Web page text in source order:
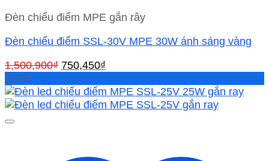
Đèn chiếu điểm MPE gắn rây
Đèn chiếu điểm SSL-30V MPE 30W ánh sáng vàng
1,500,900₫ Giá
là:
1,500,900₫.
750,450₫
tại
là:
-50%